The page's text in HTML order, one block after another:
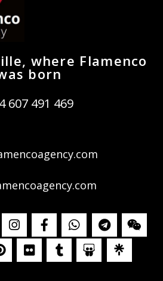
where Flamenco
born
607 491 469